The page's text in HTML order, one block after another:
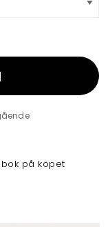
på köpet